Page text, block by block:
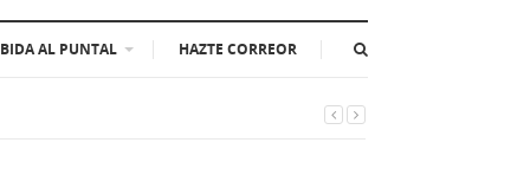
AL PUNTAL HAZTE CORREOR